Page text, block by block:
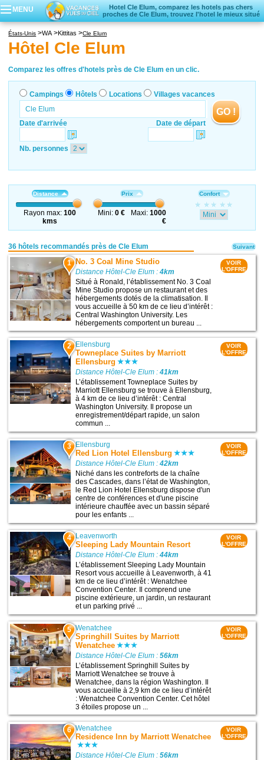
MENU
Hotel Cle Elum, comparez les hotels pas chers
proches de Cle Elum, trouvez l'hotel le mieux situé
Locations vacances
Villages vacances
États-Unis WA Kittitas Cle Elum
Hôtel Cle Elum
Comparez les offres d'hotels près de Cle Elum en un clic.
Campings Hôtels Locations Villages vacances
Date d'arrivée Date de départ
GO !
Nb. personnes
Distance
Rayon max:100
kms
Prix
Mini: 0 € Maxi:1000
€
Confort
36 hôtels recommandés près de Cle Elum
1 No. 3 Coal Mine Studio
Distance Hôtel-Cle Elum :4km
Situé à Ronald, l’établissement No. 3 Coal
Mine Studio propose un restaurant et des
hébergements dotés de la climatisation. Il
vous accueille à 50 km de ce lieu d’intérêt :
Central Washington University. Les
hébergements comportent un bureau ...
VOIR
L'OFFRE
2 Ellensburg
Towneplace Suites by Marriott
Ellensburg
Distance Hôtel-Cle Elum :41km
L’établissement Towneplace Suites by
Marriott Ellensburg se trouve à Ellensburg,
à 4 km de ce lieu d’intérêt : Central
Washington University. Il propose un
enregistrement/départ rapide, un salon
commun ...
VOIR
L'OFFRE
3 Ellensburg
Red Lion Hotel Ellensburg
Distance Hôtel-Cle Elum :42km
Niché dans les contreforts de la chaîne
des Cascades, dans l’état de Washington,
le Red Lion Hotel Ellensburg dispose d'un
centre de conférences et d'une piscine
intérieure chauffée avec un bassin séparé
pour les enfants ...
VOIR
L'OFFRE
4 Leavenworth
Sleeping Lady Mountain Resort
Distance Hôtel-Cle Elum :44km
L’établissement Sleeping Lady Mountain
Resort vous accueille à Leavenworth, à 41
km de ce lieu d’intérêt : Wenatchee
Convention Center. Il comprend une
piscine extérieure, un jardin, un restaurant
et un parking privé ...
VOIR
L'OFFRE
5 Wenatchee
Springhill Suites by Marriott
Wenatchee
Distance Hôtel-Cle Elum :56km
L’établissement Springhill Suites by
Marriott Wenatchee se trouve à
Wenatchee, dans la région Washington. Il
vous accueille à 2,9 km de ce lieu d’intérêt
: Wenatchee Convention Center. Cet hôtel
3 étoiles propose un ...
VOIR
L'OFFRE
6 Wenatchee
Residence Inn by Marriott Wenatchee
Distance Hôtel-Cle Elum :56km
VOIR
L'OFFRE
Suivant